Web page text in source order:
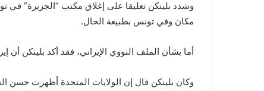
وشدد بلينكن تعليقا على إغلاق مكتب “الجزيرة”
مكان وفي تونس بطبيعة الحال.
أما بشأن الملف النووي الإيراني، فقد أكد بلينكن أن
وكان بلينكن قال إن الولايات المتحدة أظهرت حسن